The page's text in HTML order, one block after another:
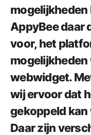
mogelijkheden
AppyBee daar
voor, het
mogelijkheden
webwidget.
wij ervoor dat
gekoppeld kan
Daar zijn